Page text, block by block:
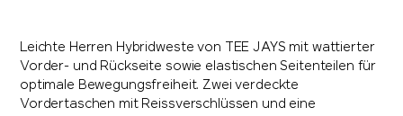
Leichte Herren Hybridweste von TEE JAYS mit wattierter
Vorder- und Rückseite sowie elastischen Seitenteilen für
optimale Bewegungsfreiheit. Zwei verdeckte
Vordertaschen mit Reissverschlüssen und eine